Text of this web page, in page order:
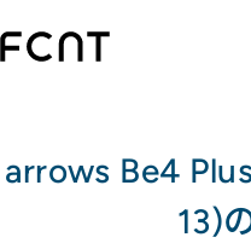
arrows Be4
13)